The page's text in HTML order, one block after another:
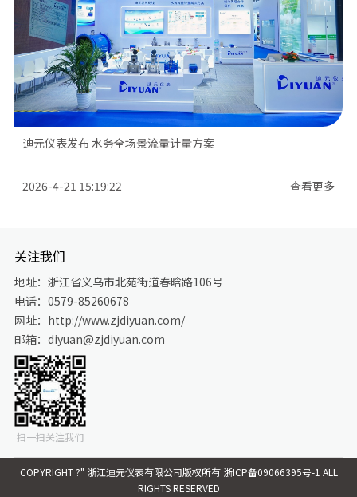
迪元仪表发布 水务全场景流量计量方案
2026-4-21 15:19:22 查看更多
关注我们
地址：浙江省义乌市北苑街道春晗路106号
电话：0579-85260678
网址：http://www.zjdiyuan.com/
邮箱：diyuan@zjdiyuan.com
扫一扫关注我们
COPYRIGHT ?" 浙江迪元仪表有限公司版权所有 浙ICP备09066395号-1 ALL
RIGHTS RESERVED